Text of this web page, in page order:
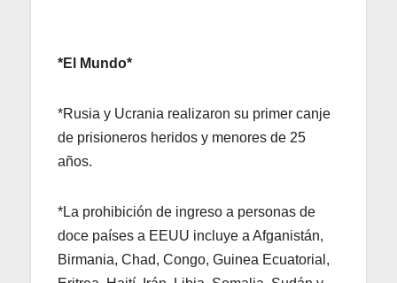
*El Mundo*
*Rusia y Ucrania realizaron su primer canje
de prisioneros heridos y menores de 25
años.
*La prohibición de ingreso a personas de
doce países a EEUU incluye a Afganistán,
Birmania, Chad, Congo, Guinea Ecuatorial,